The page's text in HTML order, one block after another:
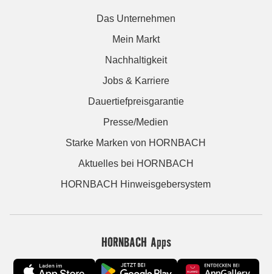
Das Unternehmen
Mein Markt
Nachhaltigkeit
Jobs & Karriere
Dauertiefpreisgarantie
Presse/Medien
Starke Marken von HORNBACH
Aktuelles bei HORNBACH
HORNBACH Hinweisgebersystem
HORNBACH Apps